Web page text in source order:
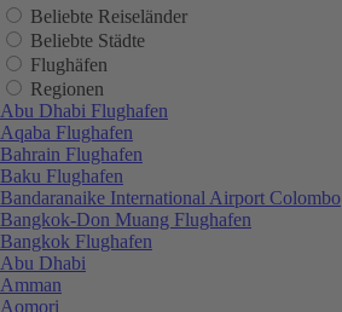
Beliebte Reiseländer
Beliebte Städte
Flughäfen
Regionen
Abu Dhabi Flughafen
Aqaba Flughafen
Bahrain Flughafen
Baku Flughafen
Bandaranaike International Airport Colombo
Bangkok-Don Muang Flughafen
Bangkok Flughafen
Abu Dhabi
Amman
Aomori